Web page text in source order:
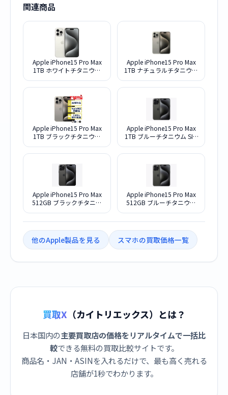
関連商品
Apple iPhone15 Pro Max
1TB ホワイトチタニウム
Apple iPhone15 Pro Max
1TB ナチュラルチタニウム
Apple iPhone15 Pro Max
1TB ブラックチタニウム
Apple iPhone15 Pro Max
1TB ブルーチタニウム SIM
Apple iPhone15 Pro Max
512GB ブラックチタニウ
Apple iPhone15 Pro Max
512GB ブルーチタニウム
他のApple製品を見る スマホの買取価格一覧
買取X （カイトリエックス）とは？
日本国内の主要買取店の価格をリアルタイムで一括比
較できる無料の買取比較サイトです。
商品名・JAN・ASINを入れるだけで、最も高く売れる
店舗が1秒でわかります。